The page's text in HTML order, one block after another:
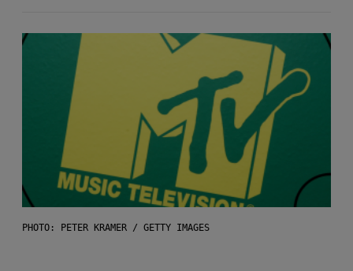
PHOTO: PETER KRAMER / GETTY IMAGES